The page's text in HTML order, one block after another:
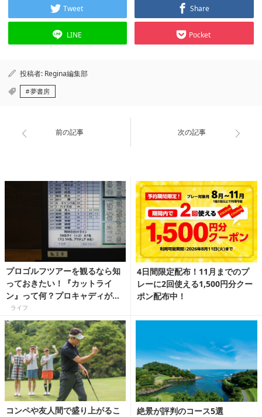
Tweet Share
LINE Pocket
投稿者: Regina編集部
夢書房
前の記事 次の記事
プロゴルフツアーを観るなら知
っておきたい！『カットライ
ン』って何？プロキャディが教
えます！
ライフ
4日間限定配布！11月までのプ
レーに2回使える1,500円分クー
ポン配布中！
コンペや友人間で盛り上がるこ
絶景が評判のコース5選